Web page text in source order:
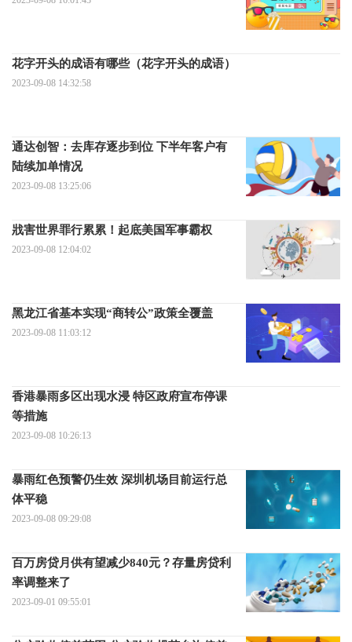
花字开头的成语有哪些（花字开头的成语）
2023-09-08 14:32:58
通达创智：去库存逐步到位 下半年客户有
陆续加单情况
2023-09-08 13:25:06
戕害世界罪行累累！起底美国军事霸权
2023-09-08 12:04:02
黑龙江省基本实现“商转公”政策全覆盖
2023-09-08 11:03:12
香港暴雨多区出现水浸 特区政府宣布停课
等措施
2023-09-08 10:26:13
暴雨红色预警仍生效 深圳机场目前运行总
体平稳
2023-09-08 09:29:08
百万房贷月供有望减少840元？存量房贷利
率调整来了
2023-09-01 09:55:01